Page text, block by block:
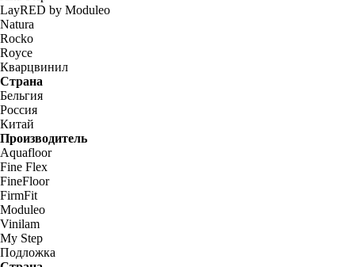
LayRED by Moduleo
Natura
Rocko
Royce
Кварцвинил
Страна
Бельгия
Россия
Китай
Производитель
Aquafloor
Fine Flex
FineFloor
FirmFit
Moduleo
Vinilam
My Step
Подложка